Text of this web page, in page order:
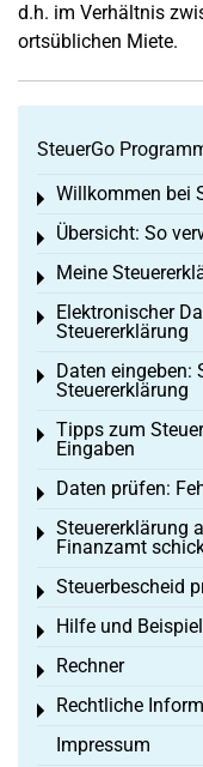
d.h. im Verhältnis
ortsüblichen Miete.
SteuerGo
Willkommen bei
Toggle menu
Übersicht: So
Toggle menu
Meine
Toggle menu
Elektronischer
Steuererklärung
Toggle menu
Daten eingeben:
Steuererklärung
Toggle menu
Tipps zum
Eingaben
Toggle menu
Daten prüfen:
Toggle menu
Steuererklärung
Finanzamt
Toggle menu
Steuerbescheid
Toggle menu
Hilfe und
Toggle menu
Rechner
Toggle menu
Rechtliche
Toggle menu
Impressum